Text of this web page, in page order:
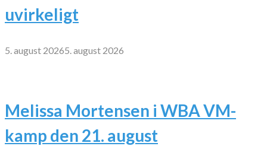
uvirkeligt
5. august 20265. august 2026
Melissa Mortensen i WBA VM-
kamp den 21. august